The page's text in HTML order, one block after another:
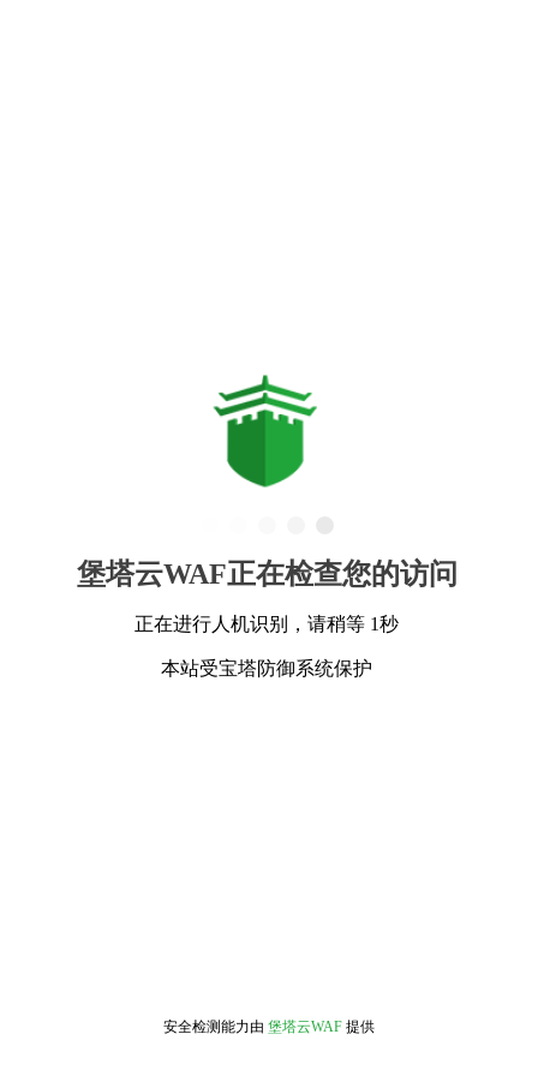
堡塔云WAF正在检查您的访问
正在进行人机识别，请稍等 1秒
本站受宝塔防御系统保护
安全检测能力由 堡塔云WAF 提供